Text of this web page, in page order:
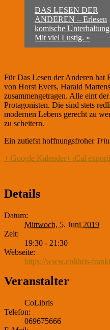
DAS LESEN DER
ANDEREN – Erlesen
komische
Mit viel Lustig. »
Für Das Lesen der Anderen hat
von Horst Evers, Harald
zusammengetragen. Alle eint
Protagonisten. Die sind stets
modernen Lebens gerecht zu
zu scheitern.
Ein zutiefst hoffnungsfroher
+ Google Kalender+ iCal
Details
Datum:
Mittwoch, 5. Juni 2019
Zeit:
19:30 - 21:30
Webseite:
https://www.colibris-
Veranstalter
CoLibris
Telefon:
069675666